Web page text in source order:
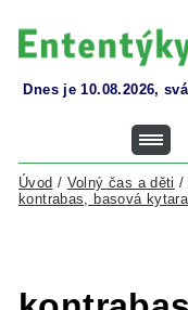
Dnes je 10.08.2026,
Úvod / Volný čas a děti /
kontrabas, basová kytara